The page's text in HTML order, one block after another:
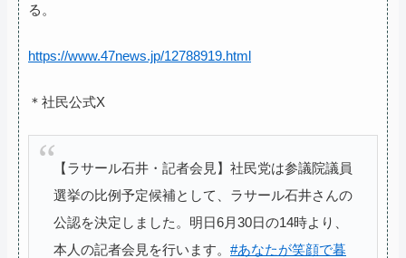
る。
https://www.47news.jp/12788919.html
＊社民公式X
【ラサール石井・記者会見】社民党は参議院議員
選挙の比例予定候補として、ラサール石井さんの
公認を決定しました。明日6月30日の14時より、
本人の記者会見を行います。 #あなたが笑顔で暮